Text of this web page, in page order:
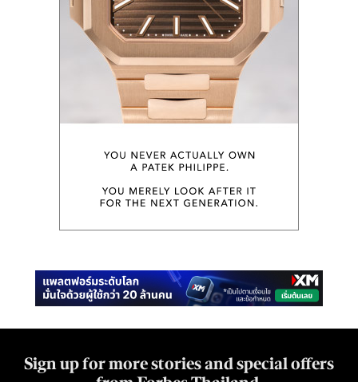
Sign up for more stories and special offers